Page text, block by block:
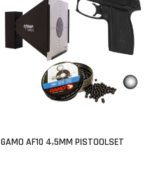
GAMO AF10 4,5MM PISTOOLSET